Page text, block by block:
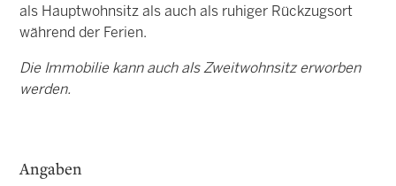
als Hauptwohnsitz als auch als ruhiger Rückzugsort
während der Ferien.
Die Immobilie kann auch als Zweitwohnsitz erworben
werden.
Angaben